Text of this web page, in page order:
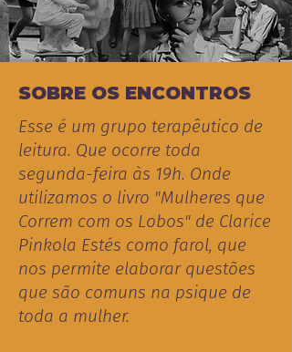
SOBRE OS ENCONTROS
Esse é um grupo terapêutico de
leitura. Que ocorre toda
segunda-feira às 19h. Onde
utilizamos o livro "Mulheres que
Correm com os Lobos" de Clarice
Pinkola Estés como farol, que
nos permite elaborar questões
que são comuns na psique de
toda a mulher.